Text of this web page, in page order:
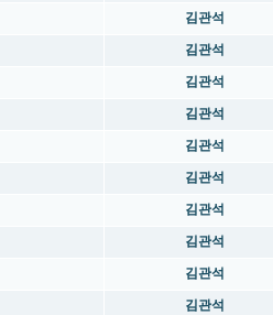
김관석
김관석
김관석
김관석
김관석
김관석
김관석
김관석
김관석
김관석